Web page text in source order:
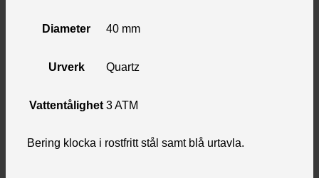
Diameter 40 mm
Urverk Quartz
Vattentålighet 3 ATM
Bering klocka i rostfritt stål samt blå urtavla.